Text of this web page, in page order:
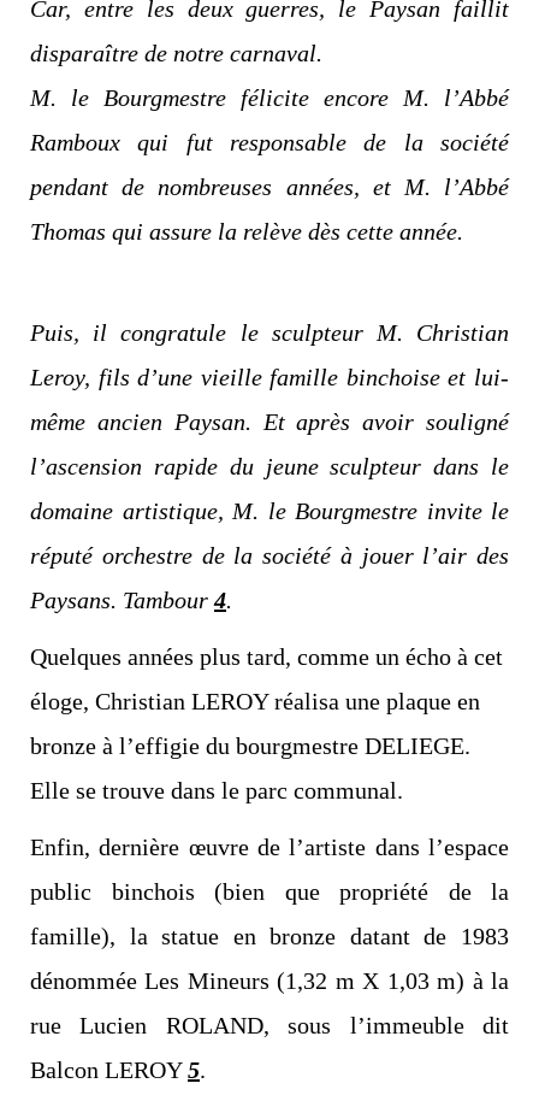
Car, entre les deux guerres, le Paysan faillit
disparaître de notre carnaval.
M. le Bourgmestre félicite encore M. l’Abbé
Ramboux qui fut responsable de la société
pendant de nombreuses années, et M. l’Abbé
Thomas qui assure la relève dès cette année.
Puis, il congratule le sculpteur M. Christian
Leroy, fils d’une vieille famille binchoise et lui-
même ancien Paysan. Et après avoir souligné
l’ascension rapide du jeune sculpteur dans le
domaine artistique, M. le Bourgmestre invite le
réputé orchestre de la société à jouer l’air des
Paysans. Tambour 4.
Quelques années plus tard, comme un écho à cet
éloge, Christian LEROY réalisa une plaque en
bronze à l’effigie du bourgmestre DELIEGE.
Elle se trouve dans le parc communal.
Enfin, dernière œuvre de l’artiste dans l’espace
public binchois (bien que propriété de la
famille), la statue en bronze datant de 1983
dénommée Les Mineurs (1,32 m X 1,03 m) à la
rue Lucien ROLAND, sous l’immeuble dit
Balcon LEROY5.